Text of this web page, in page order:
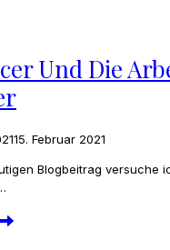
Und Die
15. Februar 2021
Blogbeitrag versuche